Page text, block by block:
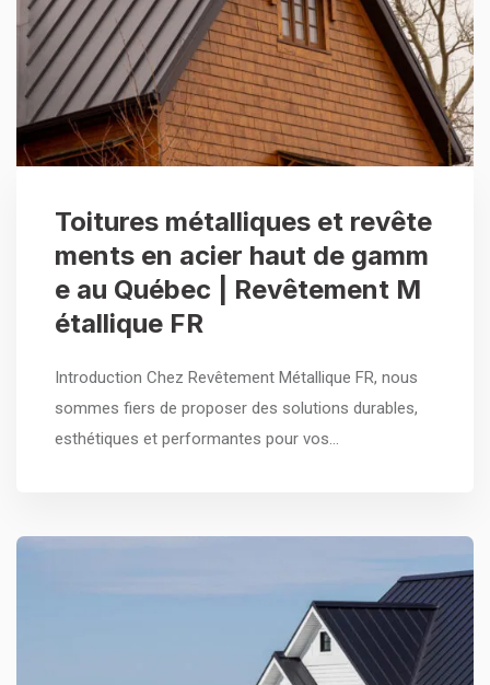
Toitures métalliques et revête
ments en acier haut de gamm
e au Québec | Revêtement M
étallique FR
Introduction Chez Revêtement Métallique FR, nous
sommes fiers de proposer des solutions durables,
esthétiques et performantes pour vos…